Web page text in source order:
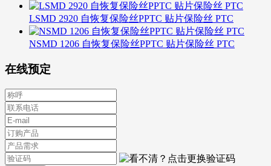
LSMD 2920 自恢复保险丝PPTC 贴片保险丝 PTC
NSMD 1206 自恢复保险丝PPTC 贴片保险丝 PTC
在线预定